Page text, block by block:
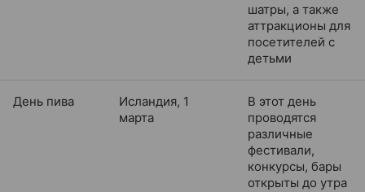
шатры, а также
аттракционы для
посетителей с
детьми
День пива
Исландия, 1
марта
В этот день
проводятся
различные
фестивали,
конкурсы, бары
открыты до утра